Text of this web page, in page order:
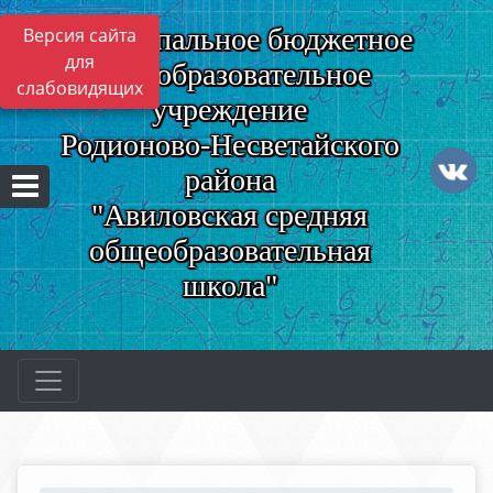
Версия сайта
для
слабовидящих
Муниципальное бюджетное
общеобразовательное
учреждение
Родионово-Несветайского
района
"Авиловская средняя
общеобразовательная
школа"